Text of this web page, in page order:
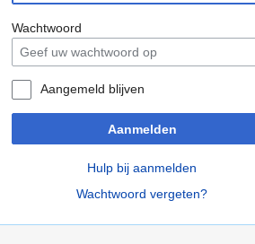
Wachtwoord
Aangemeld blijven
Aanmelden
Hulp bij aanmelden
Wachtwoord vergeten?